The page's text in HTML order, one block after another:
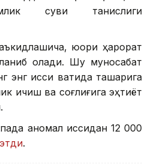
суви танқислиги
юқори ҳарорат
қолади. Шу муносабат
энг иссиқ вақтида ташқарига
ичиш ва соғлиғига эҳтиёт
аномал иссиқдан 12 000
.